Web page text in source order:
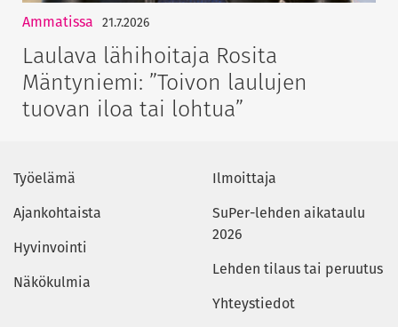
Ammatissa 21.7.2026
Laulava lähihoitaja Rosita
Mäntyniemi: ”Toivon laulujen
tuovan iloa tai lohtua”
Työelämä
Ajankohtaista
Hyvinvointi
Näkökulmia
Ilmoittaja
SuPer-lehden aikataulu
2026
Lehden tilaus tai peruutus
Yhteystiedot